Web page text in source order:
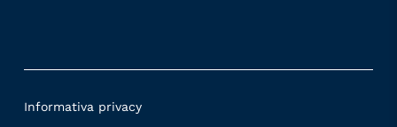
Informativa privacy